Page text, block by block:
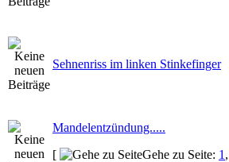
Sehnenriss im linken Stinkefinger
Mandelentzündung.....
[
Gehe zu Seite: 1 ,